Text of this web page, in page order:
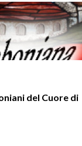
del Cuore di